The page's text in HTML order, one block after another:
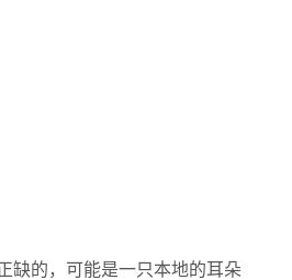
缺的，可能是一只本地的耳朵